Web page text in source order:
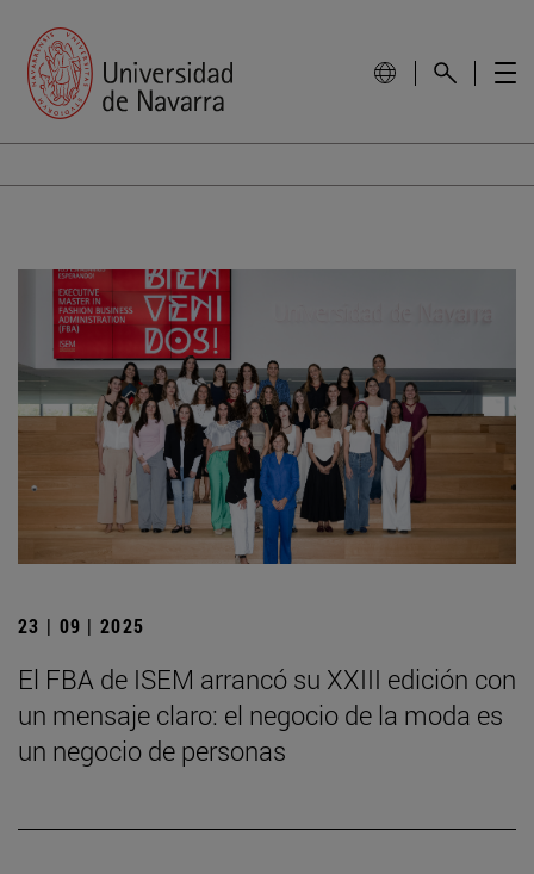
23 | 09 | 2025
El FBA de ISEM arrancó su XXIII edición con
un mensaje claro: el negocio de la moda es
un negocio de personas